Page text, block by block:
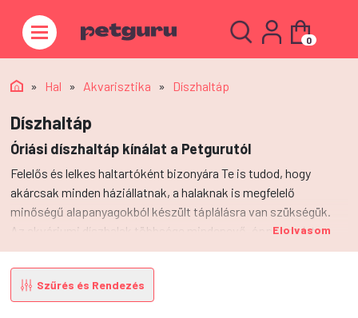
0
» Hal » Akvarisztika » Díszhaltáp
Díszhaltáp
Óriási díszhaltáp kínálat a Petgurutól
Felelős és lelkes haltartóként bizonyára Te is tudod, hogy
akárcsak minden háziállatnak, a halaknak is megfelelő
minőségű alapanyagokból készült táplálásra van szükségük.
Az akváriumi díszhalak többsége mindenevő, éppen ezért a
legtöbb díszhaltáp is ez alapján készül. A fehérjék és
szénhidrátok mellett pedig vitaminok és ásványi anyagok is
vannak ezekben a tápkeverékekben. Kínálatunkban megtalálod
a legjobb lemezes, granulátum, pelletált, tablettás, vagy
Elolvasom
Szűrés és Rendezés